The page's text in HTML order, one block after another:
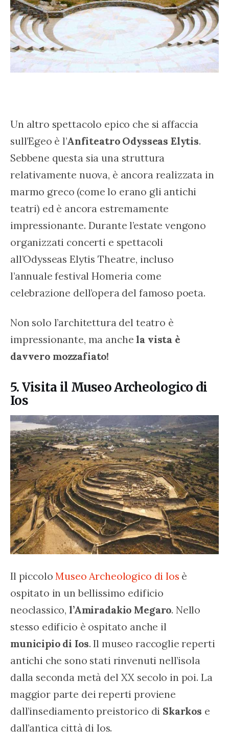
Un altro spettacolo epico che si affaccia
sull’Egeo è l’Anfiteatro Odysseas Elytis.
Sebbene questa sia una struttura
relativamente nuova, è ancora realizzata in
marmo greco (come lo erano gli antichi
teatri) ed è ancora estremamente
impressionante. Durante l’estate vengono
organizzati concerti e spettacoli
all’Odysseas Elytis Theatre, incluso
l’annuale festival Homeria come
celebrazione dell’opera del famoso poeta.
Non solo l’architettura del teatro è
impressionante, ma anche la vista è
davvero mozzafiato!
5. Visita il Museo Archeologico di
Ios
Il piccolo Museo Archeologico di Ios è
ospitato in un bellissimo edificio
neoclassico, l’Amiradakio Megaro. Nello
stesso edificio è ospitato anche il
municipio di Ios. Il museo raccoglie reperti
antichi che sono stati rinvenuti nell’isola
dalla seconda metà del XX secolo in poi. La
maggior parte dei reperti proviene
dall’insediamento preistorico di Skarkos e
dall’antica città di Ios.